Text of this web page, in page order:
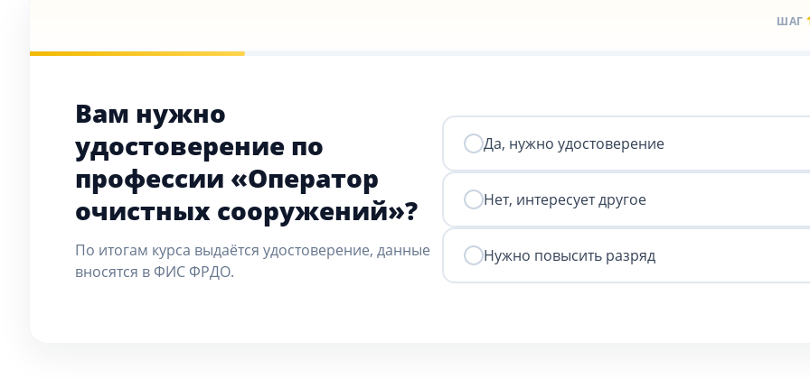
ШАГ
Вам нужно
удостоверение по
профессии «Оператор
очистных сооружений»?
По итогам курса выдаётся удостоверение, данные
вносятся в ФИС ФРДО.
Да, нужно удостоверение
Нет, интересует другое
Нужно повысить разряд